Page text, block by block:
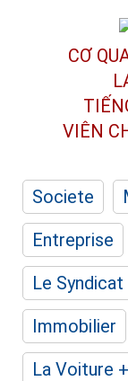
CƠ
VIÊN
Societe
Entreprise
Le Syndicat
Immobilier
La Voiture +